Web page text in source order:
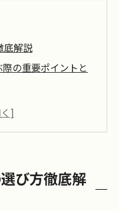
底解説
の重要ポイントと
較基準を知ろう
い調査会社を選ぶ
び方徹底解